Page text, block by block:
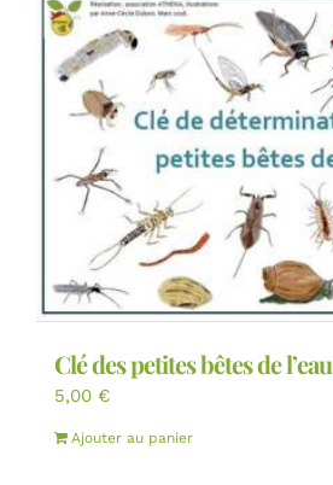
Clé des petites bêtes de l’eau
5,00 €
Ajouter au panier